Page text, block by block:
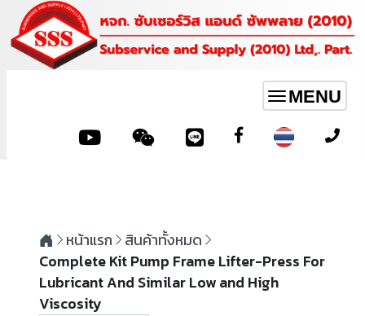
Toggle
navigation
MENU
หน้าแรก
สินค้าทั้งหมด
Complete Kit Pump Frame Lifter-Press For
Lubricant And Similar Low and High
Viscosity